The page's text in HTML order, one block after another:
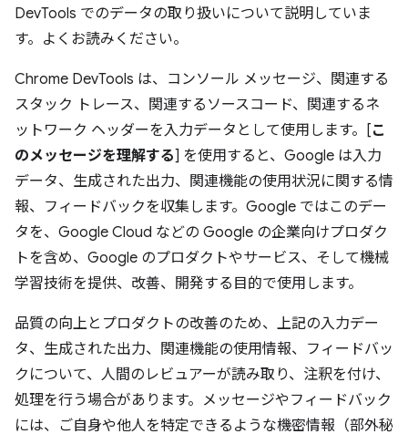
DevTools でのデータの取り扱いについて説明していま
す。よくお読みください。
Chrome DevTools は、コンソール メッセージ、関連する
スタック トレース、関連するソースコード、関連するネ
ットワーク ヘッダーを入力データとして使用します。[こ
のメッセージを理解する] を使用すると、Google は入力
データ、生成された出力、関連機能の使用状況に関する情
報、フィードバックを収集します。Google ではこのデー
タを、Google Cloud などの Google の企業向けプロダク
トを含め、Google のプロダクトやサービス、そして機械
学習技術を提供、改善、開発する目的で使用します。
品質の向上とプロダクトの改善のため、上記の入力デー
タ、生成された出力、関連機能の使用情報、フィードバッ
クについて、人間のレビュアーが読み取り、注釈を付け、
処理を行う場合があります。メッセージやフィードバック
には、ご自身や他人を特定できるような機密情報（部外秘